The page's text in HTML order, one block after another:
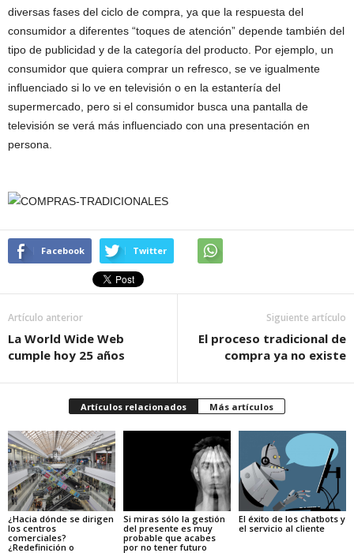
diversas fases del ciclo de compra, ya que la respuesta del
consumidor a diferentes “toques de atención” depende también del
tipo de publicidad y de la categoría del producto. Por ejemplo, un
consumidor que quiera comprar un refresco, se ve igualmente
influenciado si lo ve en televisión o en la estantería del
supermercado, pero si el consumidor busca una pantalla de
televisión se verá más influenciado con una presentación en
persona.
Facebook Twitter
Artículo anterior
La World Wide Web
cumple hoy 25 años
Siguiente artículo
El proceso tradicional de
compra ya no existe
Artículos relacionados Más artículos
¿Hacia dónde se dirigen
los centros
comerciales?
¿Redefinición o
Si miras sólo la gestión
del presente es muy
probable que acabes
por no tener futuro
El éxito de los chatbots y
el servicio al cliente